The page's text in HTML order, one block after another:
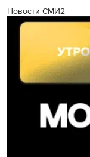
Новости СМИ2